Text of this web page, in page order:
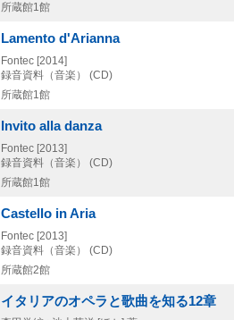
所蔵館1館
Lamento d'Arianna
Fontec [2014]
録音資料（音楽） (CD)
所蔵館1館
Invito alla danza
Fontec [2013]
録音資料（音楽） (CD)
所蔵館1館
Castello in Aria
Fontec [2013]
録音資料（音楽） (CD)
所蔵館2館
イタリアのオペラと歌曲を知る12章